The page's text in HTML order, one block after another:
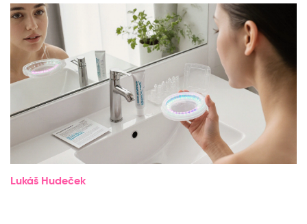
Lukáš Hudeček